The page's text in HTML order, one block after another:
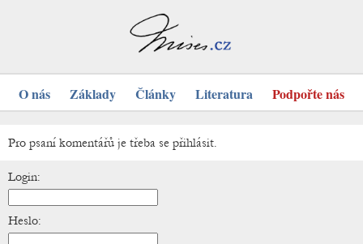
O nás Základy Články Literatura Podpořte nás
Pro psaní komentářů je třeba se přihlásit.
Login:
Heslo: